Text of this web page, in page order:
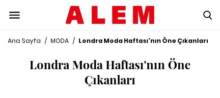
Ana Sayfa / MODA / Londra Moda Haftası'nın Öne Çıkanları
Londra Moda Haftası'nın Öne
Çıkanları